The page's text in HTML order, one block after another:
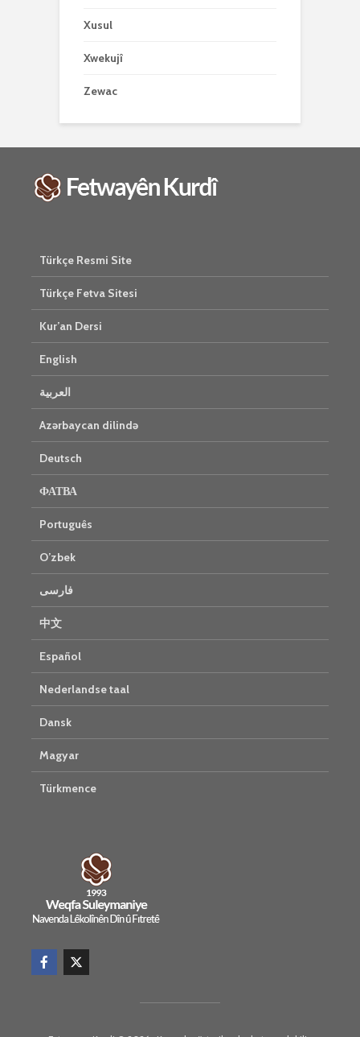
Xusul
Xwekujî
Zewac
Türkçe Resmi Site
Türkçe Fetva Sitesi
Kur’an Dersi
English
العربية
Azərbaycan dilində
Deutsch
ФАТВА
Português
O’zbek
فارسی
中文
Español
Nederlandse taal
Dansk
Magyar
Türkmence